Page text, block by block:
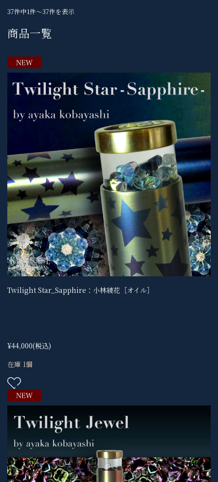
37件中1件～37件を表示
商品一覧
Twilight Star_Sapphire：小林綾花［オイル］
¥44,000(税込)
在庫 1個